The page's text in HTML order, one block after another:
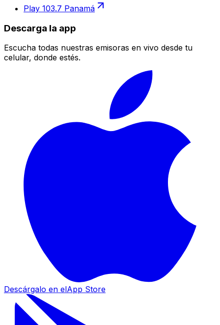
Play 103.7 Panamá
Descarga la app
Escucha todas nuestras emisoras en vivo desde tu
celular, donde estés.
Descárgalo en elApp Store